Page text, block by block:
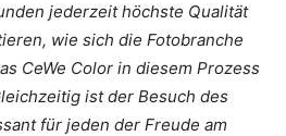
jederzeit höchste Qualität
wie sich die Fotobranche
CeWe Color in diesem Prozess
ist der Besuch des
für jeden der Freude am